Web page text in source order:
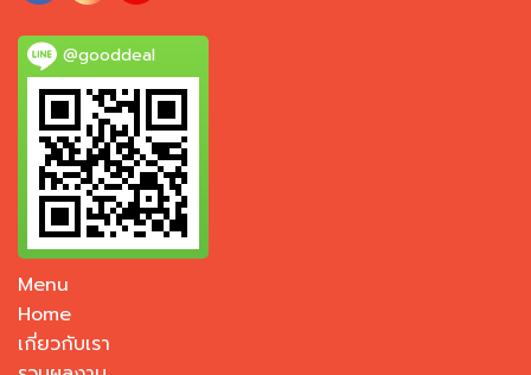
@gooddeal
Menu
Home
เกี่ยวกับเรา